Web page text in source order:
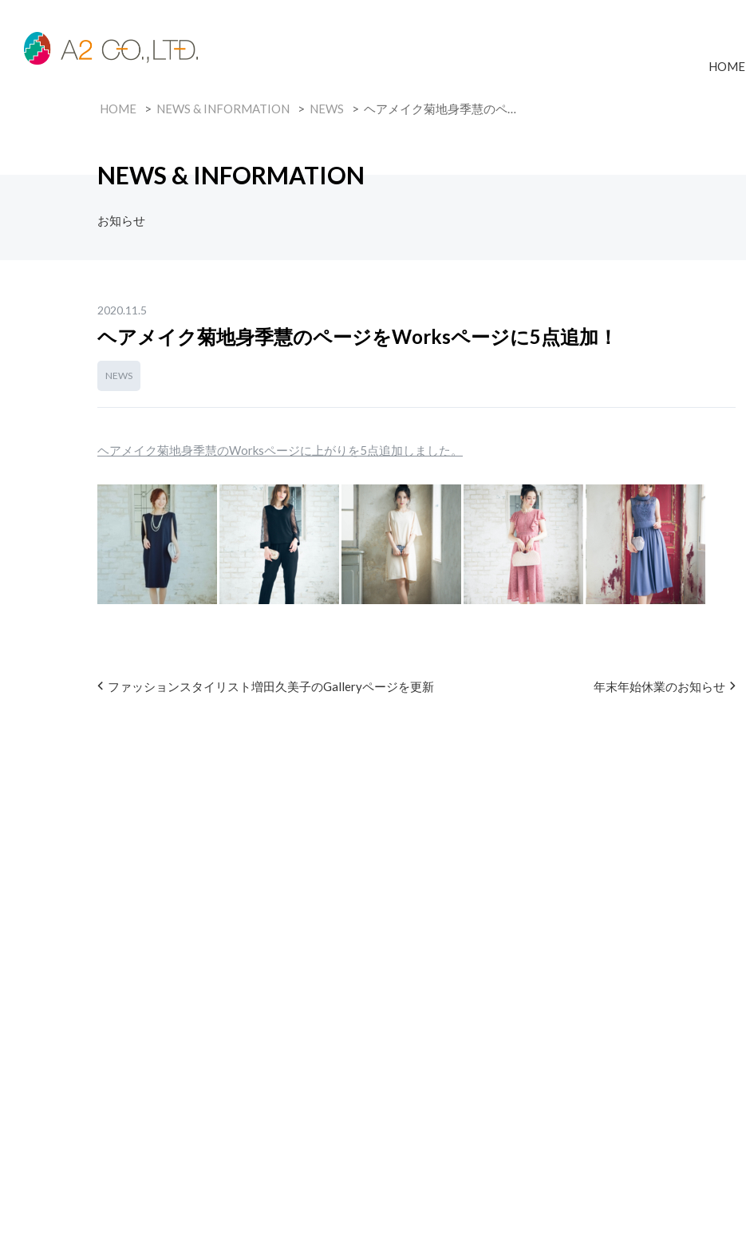
HOME
HOME NEWS & INFORMATION NEWS ヘアメイク菊地身季慧のペ…
NEWS & INFORMATION
お知らせ
2020.11.5
ヘアメイク菊地身季慧のページをWorksページに5点追加！
NEWS
ヘアメイク菊地身季慧のWorksページに上がりを5点追加しました。
ファッションスタイリスト増田久美子のGalleryページを更新 年末年始休業のお知らせ